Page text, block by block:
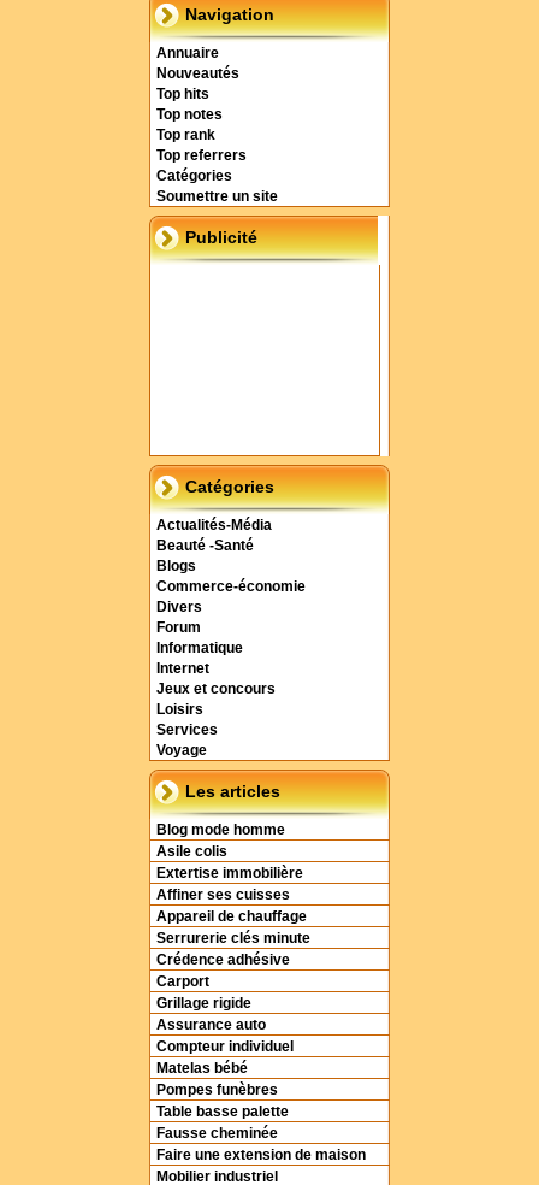
Navigation
Annuaire
Nouveautés
Top hits
Top notes
Top rank
Top referrers
Catégories
Soumettre un site
Publicité
Catégories
Actualités-Média
Beauté -Santé
Blogs
Commerce-économie
Divers
Forum
Informatique
Internet
Jeux et concours
Loisirs
Services
Voyage
Les articles
Blog mode homme
Asile colis
Extertise immobilière
Affiner ses cuisses
Appareil de chauffage
Serrurerie clés minute
Crédence adhésive
Carport
Grillage rigide
Assurance auto
Compteur individuel
Matelas bébé
Pompes funèbres
Table basse palette
Fausse cheminée
Faire une extension de maison
Mobilier industriel